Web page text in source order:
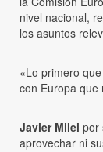
nivel nacional,
los asuntos
«Lo primero
con Europa que
Javier Milei por
aprovechar ni